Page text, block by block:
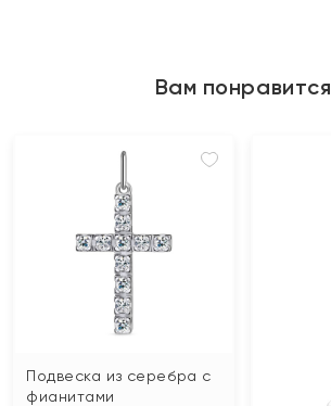
Вам понравится
Подвеска из серебра с
фианитами